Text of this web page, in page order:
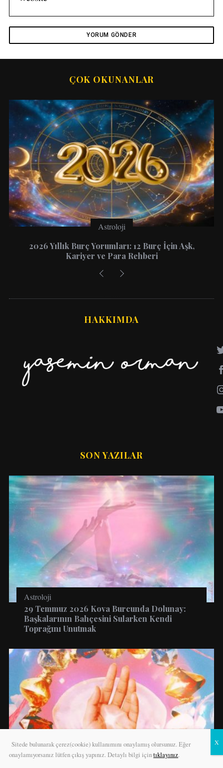
ÇOK OKUNANLAR
Astroloji
2026 Yıllık Burç Yorumları: 12 Burç İçin Aşk,
Kariyer ve Para Rehberi
HAKKIMDA
SON YAZILAR
Astroloji
29 Temmuz 2026 Kova Burcunda Dolunay:
Başkalarının Bahçesini Sularken Kendi
Toprağını Unutmak
Sitede bulunarak çerez(cookie) kullanımını onaylamış olursunuz. Eğer
onaylamıyorsanız lütfen çıkış yapınız. Detaylı bilgi içintıklayınız.